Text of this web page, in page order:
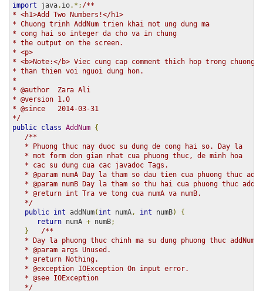
import java. io.*; /**
* <h1>Add Two Numbers!</h1>
* Chuong trinh AddNum trien khai mot ung dung ma
* cong hai so integer da cho va in chung
* the output on the screen.
* <p>
* <b>Note:</b> Viec cung cap comment thich hop trong
* than thien voi nguoi dung hon.
*
* @author  Zara Ali
* @version 1.0
* @since   2014-03-31
*/
public class AddNum {
/**
   * Phuong thuc nay duoc su dung de cong hai so. Day la
   * mot form don gian nhat cua phuong thuc, de minh hoa
   * cac su dung cua cac javadoc Tags.
* @param numA Day la tham so dau tien cua phuong thuc
* @param numB Day la tham so thu hai cua phuong thuc
   * @return int Tra ve tong cua numA va numB.
   */
public int addNum( int numA , int numB)
{
return numA + numB;
}
/**
   * Day la phuong thuc chinh ma su dung phuong thuc addNum.
   * @param args Unused.
   * @return Nothing.
   * @exception IOException On input error.
   * @see IOException
   */